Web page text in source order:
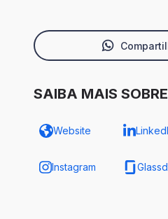
SAIBA MAIS
Website
Instagram